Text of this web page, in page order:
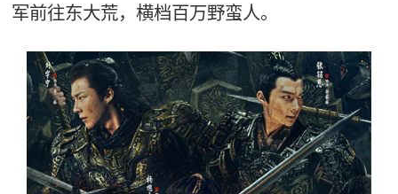
军前往东大荒，横档百万野蛮人。